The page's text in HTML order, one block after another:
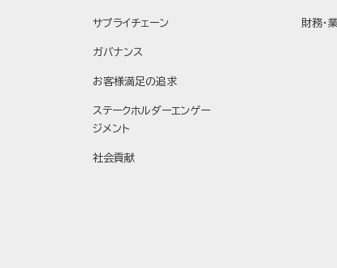
サプライチェーン
ガバナンス
お客様満足の追求
ステークホルダーエンゲー
ジメント
社会貢献
財務・